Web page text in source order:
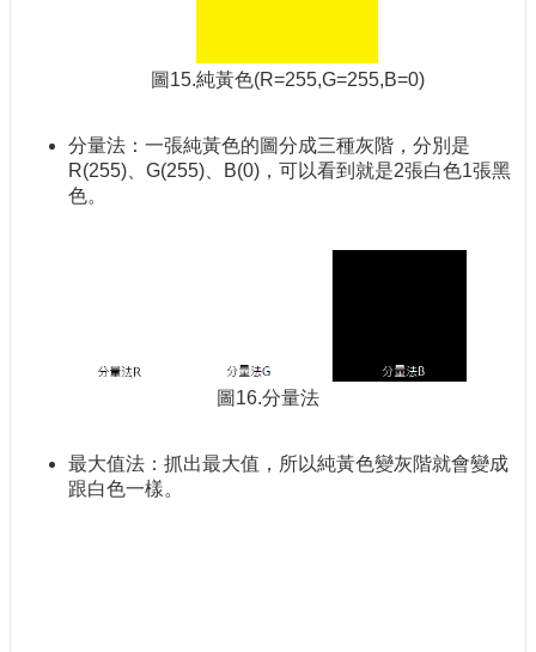
圖15.純黃色(R=255,G=255,B=0)
分量法：一張純黃色的圖分成三種灰階，分別是
R(255)、G(255)、B(0)，可以看到就是2張白色1張黑
色。
圖16.分量法
最大值法：抓出最大值，所以純黃色變灰階就會變成
跟白色一樣。